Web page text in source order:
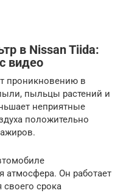
в Nissan Tiida:
видео
проникновению в
пыльцы растений и
неприятные
положительно
атмосфера. Он работает
своего срока